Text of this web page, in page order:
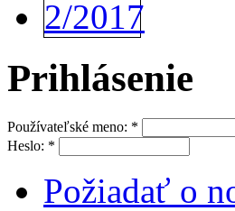
Prihlásenie
Používateľské meno: *
Heslo: *
Požiadať o